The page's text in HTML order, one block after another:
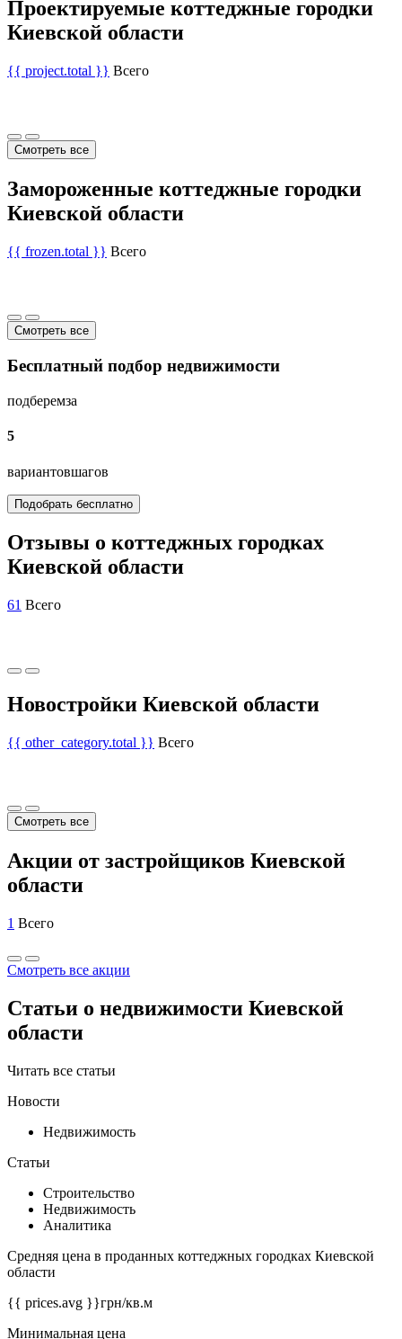
Проектируемые коттеджные городки
Киевской области
{{ project.total }} Всего
Смотреть все
Замороженные коттеджные городки
Киевской области
{{ frozen.total }} Всего
Смотреть все
Бесплатный подбор недвижимости
подберемза
5
вариантовшагов
Подобрать бесплатно
Отзывы о коттеджных городках
Киевской области
61 Всего
Новостройки Киевской области
{{ other_category.total }} Всего
Смотреть все
Акции от застройщиков Киевской
области
1 Всего
Смотреть все акции
Статьи о недвижимости Киевской
области
Читать все статьи
Новости
Недвижимость
Статьи
Строительство
Недвижимость
Аналитика
Средняя цена в проданных коттеджных городках Киевской
области
{{ prices.avg }}грн/кв.м
Минимальная цена